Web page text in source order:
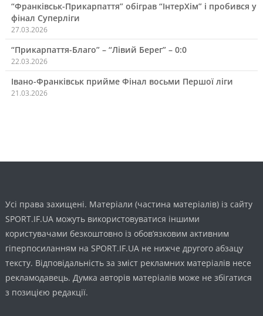
“Франківськ-Прикарпаття” обіграв “ІнтерХім” і пробився у
фінал Суперліги
27.03.2026
“Прикарпаття-Благо” – “Лівий Берег” – 0:0
22.03.2026
Івано-Франківськ прийме Фінал восьми Першої ліги
21.03.2026
Усі права захищені. Матеріали (частина матеріалів) із сайту
SPORT.IF.UA можуть використовуватися іншими
користувачами безкоштовно із обов’язковим активним
гіперпосиланням на SPORT.IF.UA не нижче другого абзацу
тексту. Відповідальність за зміст рекламних матеріалів несе
рекламодавець. Думка авторів матеріалів може не збігатися
з позицією редакції.